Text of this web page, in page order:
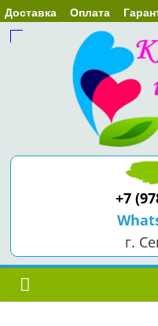
Доставка Оплата
+7
г.